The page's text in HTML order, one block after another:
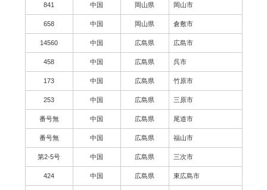
841 中国 岡山県 岡山市
658 中国 岡山県 倉敷市
14560 中国 広島県 広島市
458 中国 広島県 呉市
173 中国 広島県 竹原市
253 中国 広島県 三原市
番号無 中国 広島県 尾道市
番号無 中国 広島県 福山市
第2-5号 中国 広島県 三次市
424 中国 広島県 東広島市